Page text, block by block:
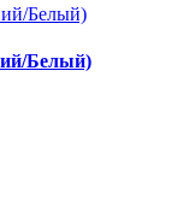
Белый)